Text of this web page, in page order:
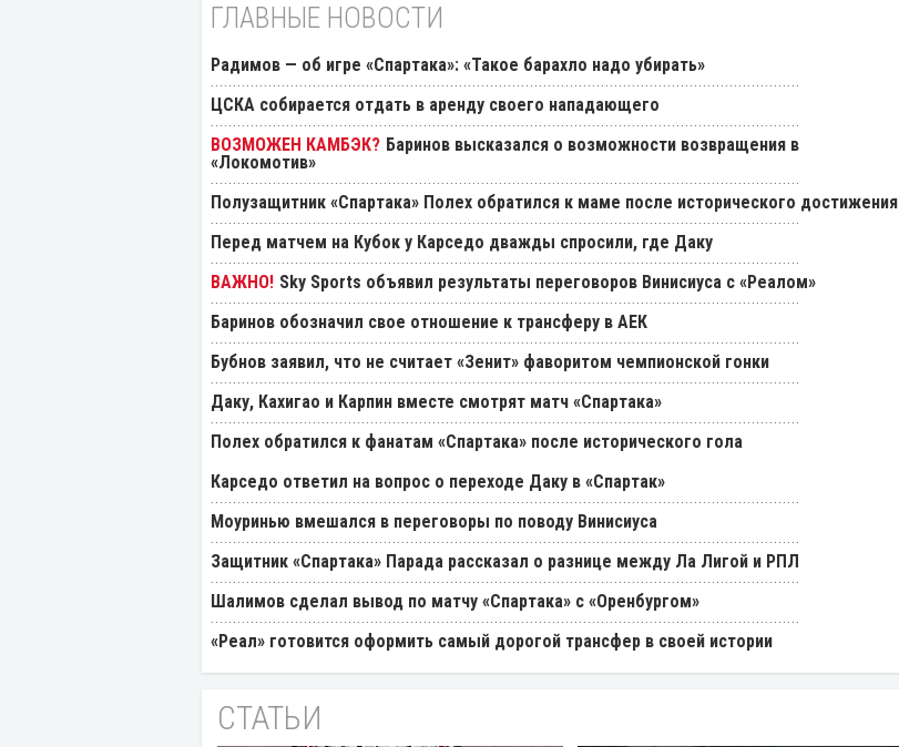
ГЛАВНЫЕ НОВОСТИ
Радимов — об игре «Спартака»: «Такое барахло надо убирать»
ЦСКА собирается отдать в аренду своего нападающего
Баринов высказался о возможности возвращения в
«Локомотив»
Полузащитник «Спартака» Полех обратился к маме после исторического достижения
Перед матчем на Кубок у Карседо дважды спросили, где Даку
Sky Sports объявил результаты переговоров Винисиуса с «Реалом»
Баринов обозначил свое отношение к трансферу в АЕК
Бубнов заявил, что не считает «Зенит» фаворитом чемпионской гонки
Даку, Кахигао и Карпин вместе смотрят матч «Спартака»
Полех обратился к фанатам «Спартака» после исторического гола
Карседо ответил на вопрос о переходе Даку в «Спартак»
Моуринью вмешался в переговоры по поводу Винисиуса
Защитник «Спартака» Парада рассказал о разнице между Ла Лигой и РПЛ
Шалимов сделал вывод по матчу «Спартака» с «Оренбургом»
«Реал» готовится оформить самый дорогой трансфер в своей истории
СТАТЬИ